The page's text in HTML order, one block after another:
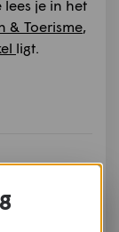
lees je in het
& Toerisme,
ligt.